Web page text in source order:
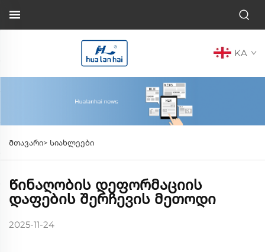
KA
Მთავარი> Სიახლეები
Წინაღობის Დეფორმაციის
Დაფების Შერჩევის Მეთოდი
2025-11-24